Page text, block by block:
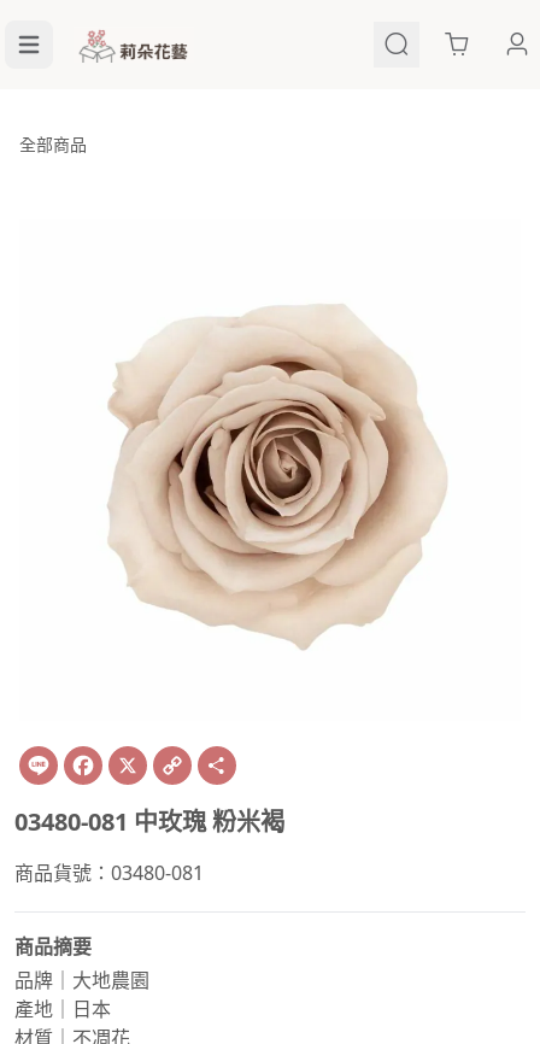
Cart
全部商品
Line Facebook
X Copy
Link
03480-081 中玫瑰 粉米褐
商品貨號：03480-081
商品摘要
品牌｜大地農園
產地｜日本
材質｜不凋花